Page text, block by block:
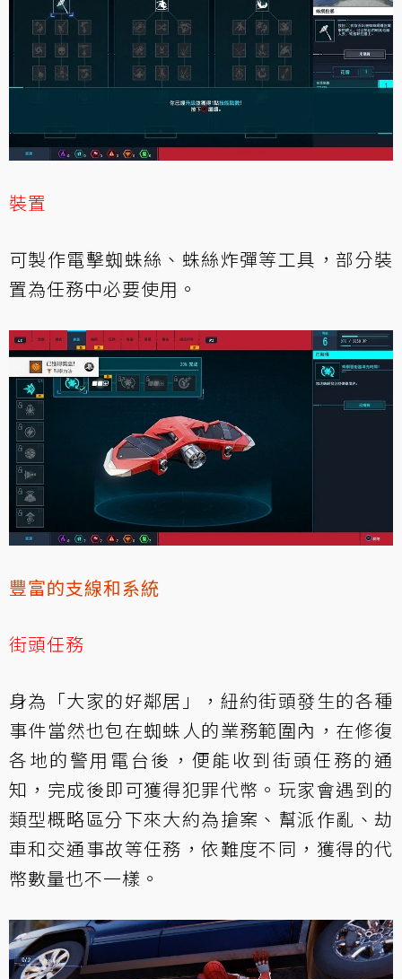
裝置
可製作電擊蜘蛛絲、蛛絲炸彈等工具，部分裝
置為任務中必要使用。
豐富的支線和系統
街頭任務
身為「大家的好鄰居」，紐約街頭發生的各種
事件當然也包在蜘蛛人的業務範圍內，在修復
各地的警用電台後，便能收到街頭任務的通
知，完成後即可獲得犯罪代幣。玩家會遇到的
類型概略區分下來大約為搶案、幫派作亂、劫
車和交通事故等任務，依難度不同，獲得的代
幣數量也不一樣。